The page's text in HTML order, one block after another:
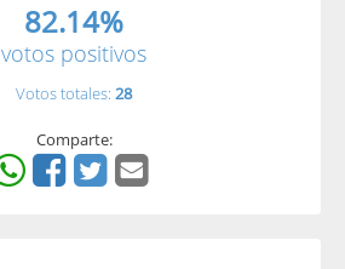
82.14%
votos positivos
Votos totales: 28
Comparte: